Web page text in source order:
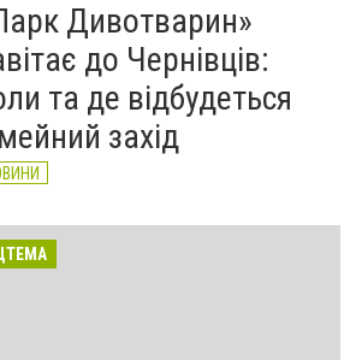
Дивотварин»
до Чернівців:
та де відбудеться
захід